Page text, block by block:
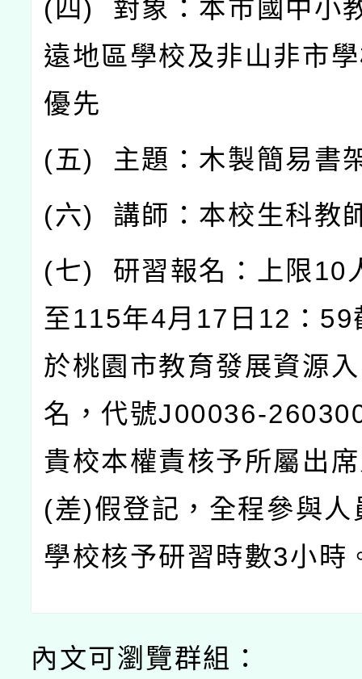
( 四) 對象：本市國中小
遠地區學校及非山非市
優先
(五) 主題：木製簡易書
(六) 講師：本校生科教
(七) 研習報名：上限10
至115年4月 17 日 12 ： 59
於桃園市教育發展資源
名，代號J00036-
貴校本權責核予所屬出
(差)假登記，全程參與人
學校核予研習時數3小時
內文可瀏覽群組：